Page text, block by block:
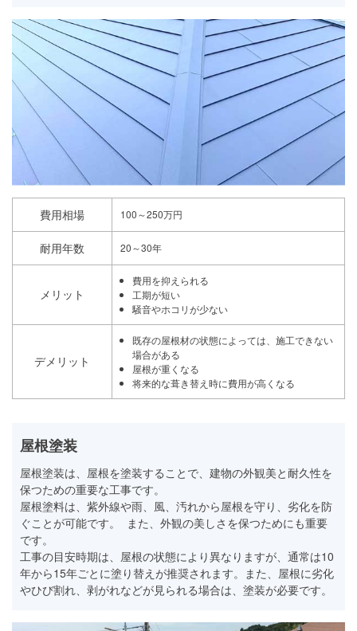
費用相場 100～250万円
耐用年数 20～30年
メリット
費用を抑えられる
工期が短い
騒音やホコリが少ない
デメリット
既存の屋根材の状態によっては、施工できない
場合がある
屋根が重くなる
将来的な葺き替え時に費用が高くなる
屋根塗装
屋根塗装は、屋根を塗装することで、建物の外観美と耐久性を
保つための重要な工事です。
屋根塗料は、紫外線や雨、風、汚れから屋根を守り、劣化を防
ぐことが可能です。 また、外観の美しさを保つためにも重要
です。
工事の目安時期は、屋根の状態により異なりますが、通常は10
年から15年ごとに塗り替えが推奨されます。また、屋根に劣化
やひび割れ、剥がれなどが見られる場合は、塗装が必要です。